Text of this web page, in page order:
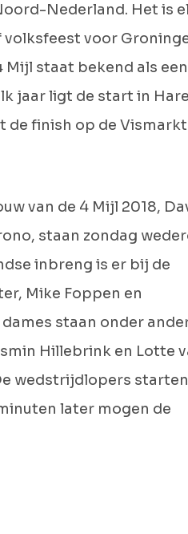
Nederland. Het is
voor
Mijl staat bekend als een
jaar ligt de start in
de finish op de
van de 4 Mijl 2018,
staan zondag
inbreng is er bij de
Mike Foppen en
staan onder
Hillebrink en Lotte
wedstrijdlopers starten
later mogen de